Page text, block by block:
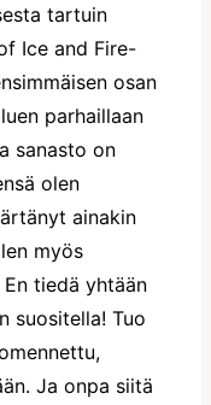
tartuin
Ice and Fire-
osan
parhaillaan
sanasto on
olen
ainakin
myös
tiedä yhtään
suositella! Tuo
Ja onpa siitä